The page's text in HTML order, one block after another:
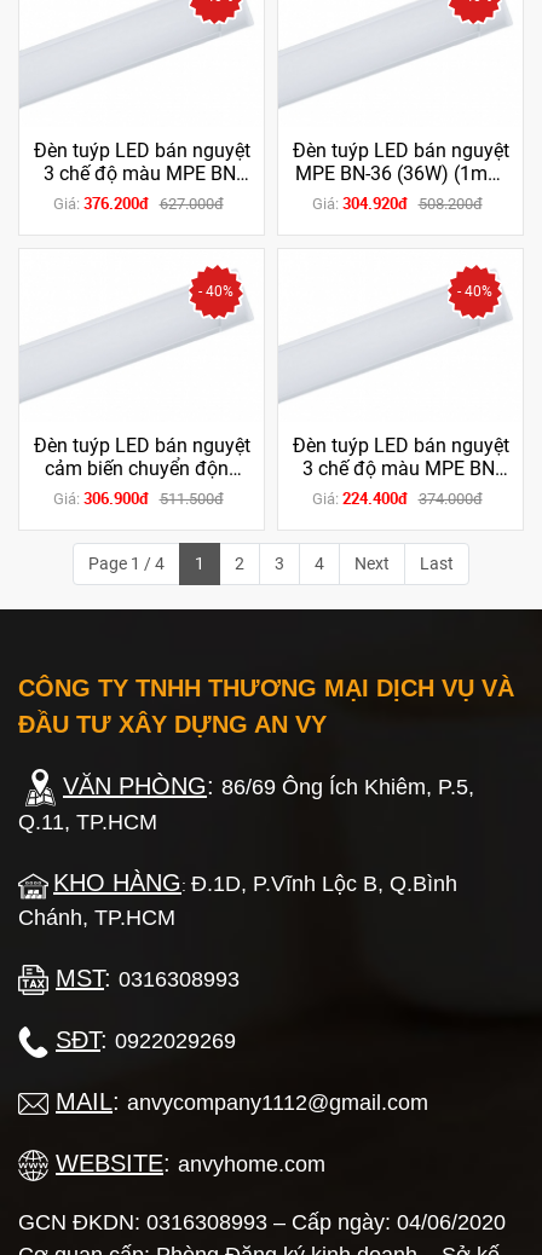
Đèn tuýp LED bán nguyệt
3 chế độ màu MPE BN-
36/3C (36W) (1m2)
Giá: 376.200đ 627.000đ
Đèn tuýp LED bán nguyệt
MPE BN-36 (36W) (1m2)
(Trắng/Trung tính/Vàng)
Giá: 304.920đ 508.200đ
- 40%
Đèn tuýp LED bán nguyệt
cảm biến chuyển động
BN-18T/MS (18W) (6 tấc)
Giá: 306.900đ 511.500đ
- 40%
Đèn tuýp LED bán nguyệt
3 chế độ màu MPE BN-
18/3C (18W) (6 tấc)
Giá: 224.400đ 374.000đ
Page 1 / 4 1 2 3 4 Next Last
CÔNG TY TNHH THƯƠNG MẠI DỊCH VỤ VÀ
ĐẦU TƯ XÂY DỰNG AN VY
VĂN PHÒNG: 86/69 Ông Ích Khiêm, P.5,
Q.11, TP.HCM
KHO HÀNG: Đ.1D, P.Vĩnh Lộc B, Q.Bình
Chánh, TP.HCM
MST: 0316308993
SĐT: 0922029269
MAIL: anvycompany1112@gmail.com
WEBSITE: anvyhome.com
GCN ĐKDN: 0316308993 – Cấp ngày: 04/06/2020